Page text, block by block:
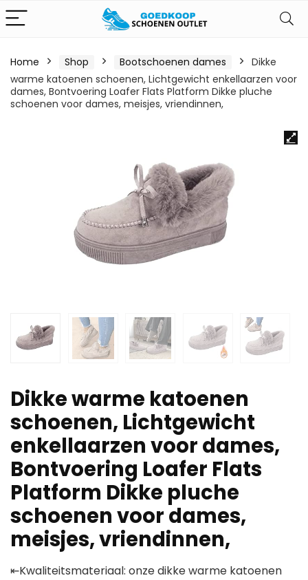
Home Shop Bootschoenen dames
Dikke
warme katoenen schoenen, Lichtgewicht enkellaarzen voor
dames, Bontvoering Loafer Flats Platform Dikke pluche
schoenen voor dames, meisjes, vriendinnen,
Dikke warme katoenen
schoenen, Lichtgewicht
enkellaarzen voor dames,
Bontvoering Loafer Flats
Platform Dikke pluche
schoenen voor dames,
meisjes, vriendinnen,
⇤Kwaliteitsmateriaal: onze dikke warme katoenen